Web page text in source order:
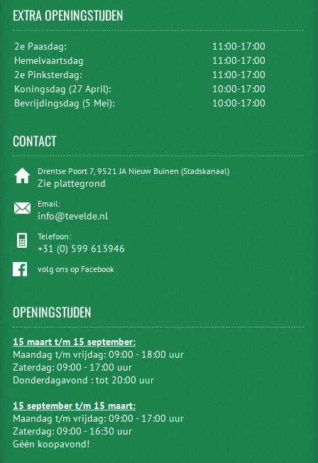
EXTRAOPENINGSTIJDEN
2e Paasdag:
11:00-17:00
Hemelvaartsdag
11:00-17:00
2e Pinksterdag:
11:00-17:00
Koningsdag (27 April):
10:00-17:00
Bevrijdingsdag (5 Mei):
10:00-17:00
CONTACT
Drentse Poort 7, 9521 JA Nieuw Buinen (Stadskanaal)
Zie plattegrond
Email:
info@tevelde.nl
Telefoon:
+31 (0) 599 613946
volg ons op Facebook
OPENINGSTIJDEN
15 maart t/m 15 september:
Maandag t/m vrijdag: 09:00 - 18:00 uur
Zaterdag: 09:00 - 17:00 uur
Donderdagavond : tot 20:00 uur
15 september t/m 15 maart:
Maandag t/m vrijdag: 09:00 - 17:00 uur
Zaterdag: 09:00 - 16:30 uur
Géén koopavond!